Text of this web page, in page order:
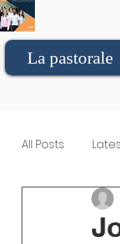
La pastorale
All Posts